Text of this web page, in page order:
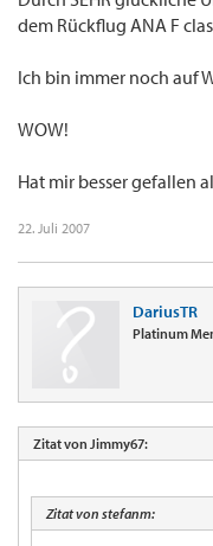
dem Rückflug ANA F
Ich bin immer noch auf
WOW!
Hat mir besser gefallen
22. Juli 2007
DariusTR
Platinum
Zitat von Jimmy67:
Zitat von stefanm: